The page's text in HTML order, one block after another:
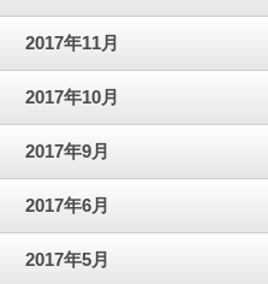
2017年11月
2017年10月
2017年9月
2017年6月
2017年5月